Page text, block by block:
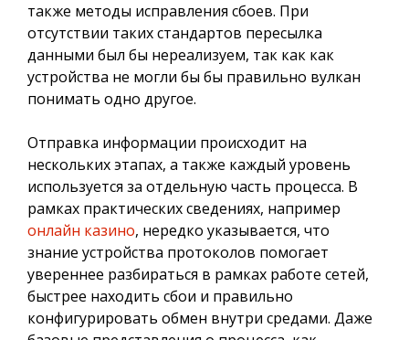
также методы исправления сбоев. При
отсутствии таких стандартов пересылка
данными был бы нереализуем, так как как
устройства не могли бы бы правильно вулкан
понимать одно другое.
Отправка информации происходит на
нескольких этапах, а также каждый уровень
используется за отдельную часть процесса. В
рамках практических сведениях, например
онлайн казино, нередко указывается, что
знание устройства протоколов помогает
увереннее разбираться в рамках работе сетей,
быстрее находить сбои и правильно
конфигурировать обмен внутри средами. Даже